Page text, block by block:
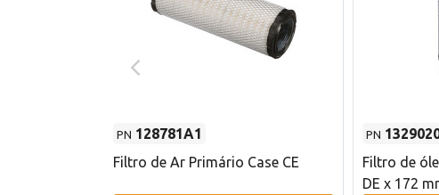
PN 128781A1
Filtro de Ar Primário Case CE
PN
Filtro de
DE x 172